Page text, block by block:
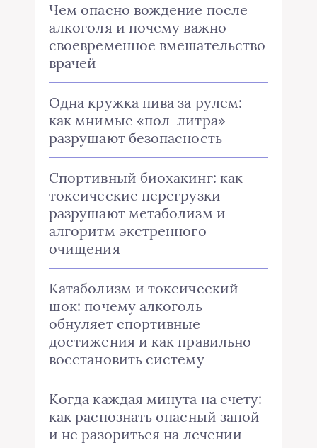
Чем опасно вождение после
алкоголя и почему важно
своевременное вмешательство
врачей
Одна кружка пива за рулем:
как мнимые «пол-литра»
разрушают безопасность
Спортивный биохакинг: как
токсические перегрузки
разрушают метаболизм и
алгоритм экстренного
очищения
Катаболизм и токсический
шок: почему алкоголь
обнуляет спортивные
достижения и как правильно
восстановить систему
Когда каждая минута на счету:
как распознать опасный запой
и не разориться на лечении